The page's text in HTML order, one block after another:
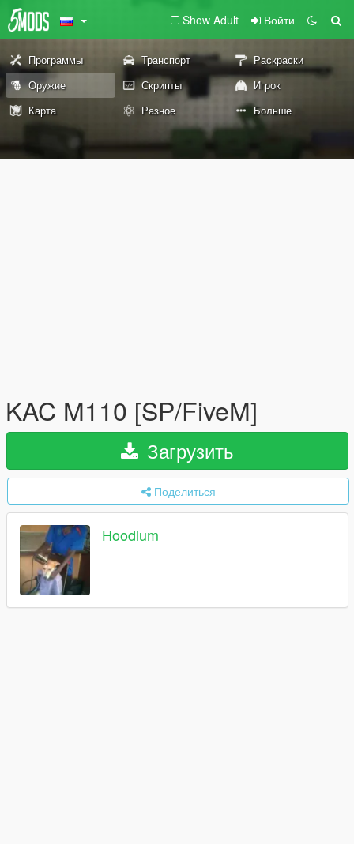
Show Adult Войти
Программы Транспорт
Раскраски
Оружие
Скрипты
Игрок
Карта
Разное Больше
KAC M110 [SP/FiveM]
Загрузить
Поделиться
Hoodlum